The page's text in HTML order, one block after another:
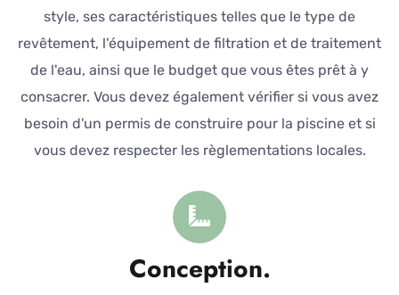
style, ses caractéristiques telles que le type de
revêtement, l'équipement de filtration et de traitement
de l'eau, ainsi que le budget que vous êtes prêt à y
consacrer. Vous devez également vérifier si vous avez
besoin d'un permis de construire pour la piscine et si
vous devez respecter les règlementations locales.
Conception.